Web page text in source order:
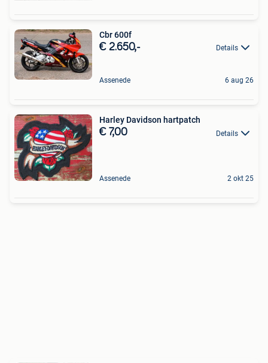
Cbr 600f
€ 2.650,- Details
Assenede 6 aug 26
Harley Davidson hartpatch
€ 7,00 Details
Assenede 2 okt 25